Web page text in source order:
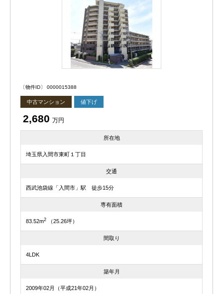
〔物件ID〕 0000015388
中古マンション 値下げ
2,680 万円
所在地
埼玉県入間市東町１丁目
交通
西武池袋線「入間市」駅 徒歩15分
専有面積
83.52m2 （25.26坪）
間取り
4LDK
築年月
2009年02月（平成21年02月）